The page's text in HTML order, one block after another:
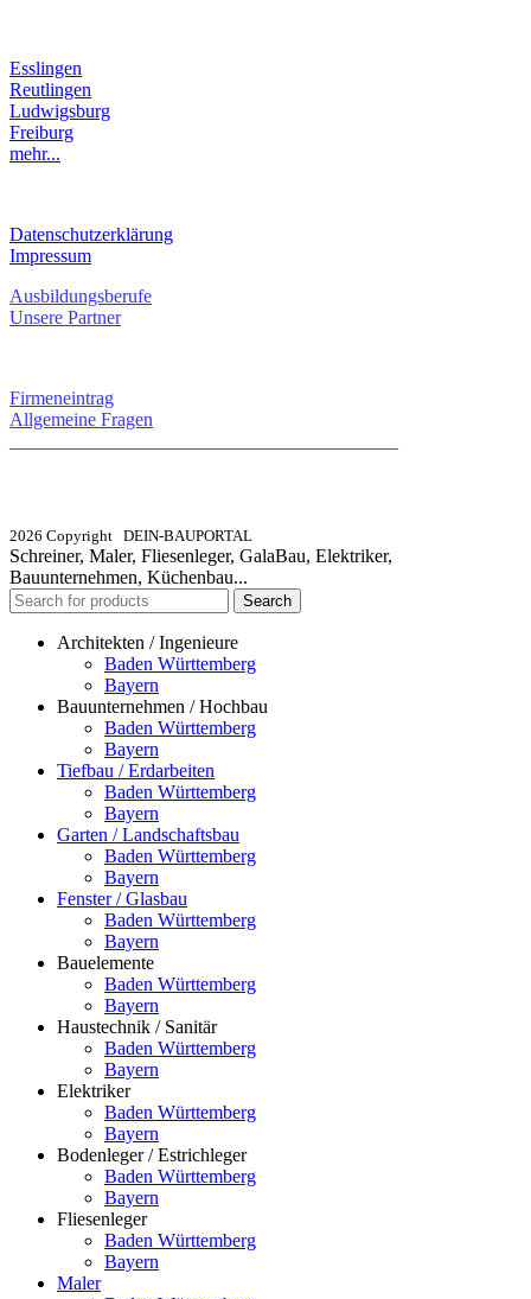
Esslingen
Reutlingen
Ludwigsburg
Freiburg
mehr...
Datenschutzerklärung
Impressum
Ausbildungsberufe
Unsere Partner
Firmeneintrag
Allgemeine Fragen
2026 Copyright DEIN-BAUPORTAL
Schreiner, Maler, Fliesenleger, GalaBau, Elektriker,
Bauunternehmen, Küchenbau...
Search
Architekten / Ingenieure
Baden Württemberg
Bayern
Bauunternehmen / Hochbau
Baden Württemberg
Bayern
Tiefbau / Erdarbeiten
Baden Württemberg
Bayern
Garten / Landschaftsbau
Baden Württemberg
Bayern
Fenster / Glasbau
Baden Württemberg
Bayern
Bauelemente
Baden Württemberg
Bayern
Haustechnik / Sanitär
Baden Württemberg
Bayern
Elektriker
Baden Württemberg
Bayern
Bodenleger / Estrichleger
Baden Württemberg
Bayern
Fliesenleger
Baden Württemberg
Bayern
Maler